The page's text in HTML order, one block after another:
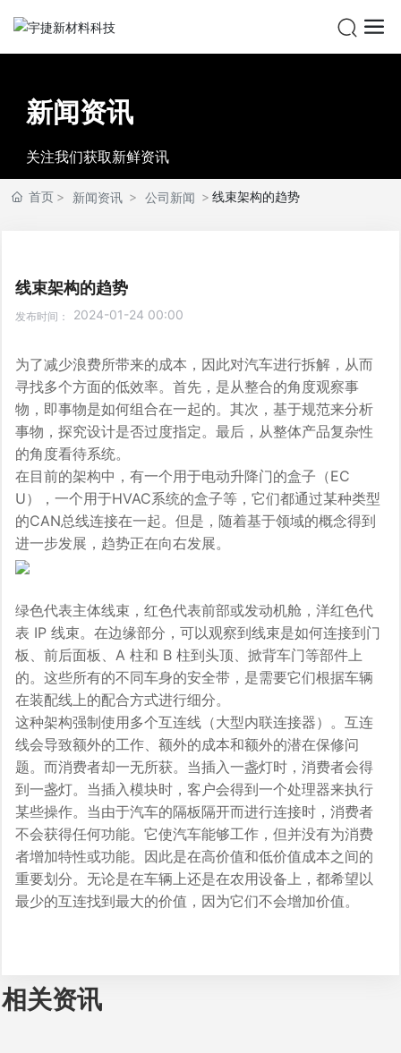
关注我们获取新鲜资讯
新闻资讯
首页 新闻资讯 公司新闻 线束架构的趋势
线束架构的趋势
发布时间： 2024-01-24 00:00
为了减少浪费所带来的成本，因此对汽车进行拆解，从而
寻找多个方面的低效率。首先，是从整合的角度观察事
物，即事物是如何组合在一起的。其次，基于规范来分析
事物，探究设计是否过度指定。最后，从整体产品复杂性
的角度看待系统。
在目前的架构中，有一个用于电动升降门的盒子（EC
U），一个用于HVAC系统的盒子等，它们都通过某种类型
的CAN总线连接在一起。但是，随着基于领域的概念得到
进一步发展，趋势正在向右发展。
绿色代表主体线束，红色代表前部或发动机舱，洋红色代
表 IP 线束。在边缘部分，可以观察到线束是如何连接到门
板、前后面板、A 柱和 B 柱到头顶、掀背车门等部件上
的。这些所有的不同车身的安全带，是需要它们根据车辆
在装配线上的配合方式进行细分。
这种架构强制使用多个互连线（大型内联连接器）。互连
线会导致额外的工作、额外的成本和额外的潜在保修问
题。而消费者却一无所获。当插入一盏灯时，消费者会得
到一盏灯。当插入模块时，客户会得到一个处理器来执行
某些操作。当由于汽车的隔板隔开而进行连接时，消费者
不会获得任何功能。它使汽车能够工作，但并没有为消费
者增加特性或功能。因此是在高价值和低价值成本之间的
重要划分。无论是在车辆上还是在农用设备上，都希望以
最少的互连找到最大的价值，因为它们不会增加价值。
相关资讯